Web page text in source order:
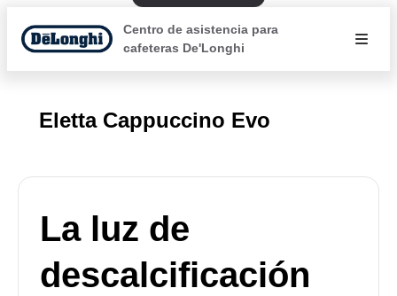
Centro de asistencia para
cafeteras De'Longhi
Eletta Cappuccino Evo
La luz de
descalcificación